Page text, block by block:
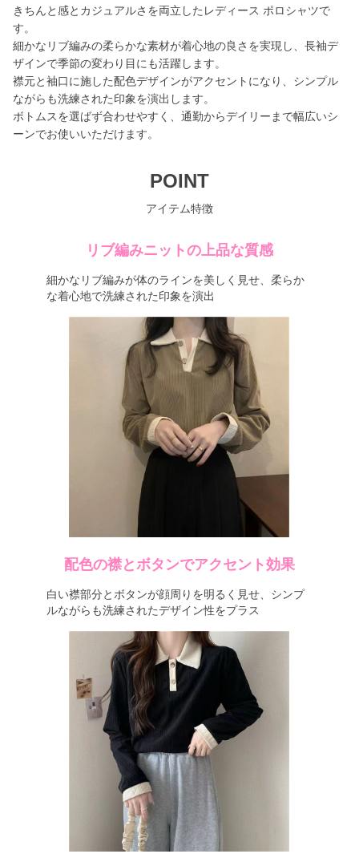
きちんと感とカジュアルさを両立したレディース ポロシャツで
す。
細かなリブ編みの柔らかな素材が着心地の良さを実現し、長袖デ
ザインで季節の変わり目にも活躍します。
襟元と袖口に施した配色デザインがアクセントになり、シンプル
ながらも洗練された印象を演出します。
ボトムスを選ばず合わせやすく、通勤からデイリーまで幅広いシ
ーンでお使いいただけます。
POINT
アイテム特徴
リブ編みニットの上品な質感
細かなリブ編みが体のラインを美しく見せ、柔らか
な着心地で洗練された印象を演出
配色の襟とボタンでアクセント効果
白い襟部分とボタンが顔周りを明るく見せ、シンプ
ルながらも洗練されたデザイン性をプラス